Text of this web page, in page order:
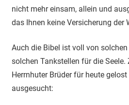
nicht mehr einsam, allein und
das Ihnen keine Versicherung der
Auch die Bibel ist voll von
solchen Tankstellen für die Seele.
Herrnhuter Brüder für heute
ausgesucht: